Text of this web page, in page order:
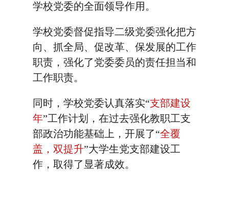
学校党委的全面领导作用。
学校党委督促指导二级党委强化把方
向、抓全局、促改革、保发展的工作
职责，强化了党委委员的责任担当和
工作职责。
同时，学校党委认真落实“支部建设
年”工作计划，在过去强化教职工支
部政治功能基础上，开展了“全覆
盖，双提升”大学生党支部建设工
作，取得了显著成效。